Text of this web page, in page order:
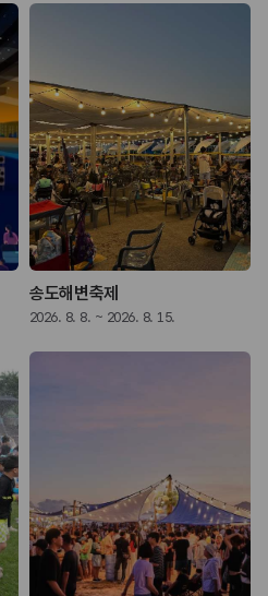
송도해변축제
2026. 8. 8. ~ 2026. 8. 15.